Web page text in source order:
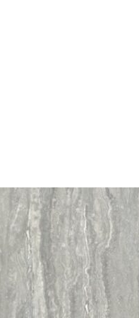
mới Trung Văn, đường
Khu tập thể công an